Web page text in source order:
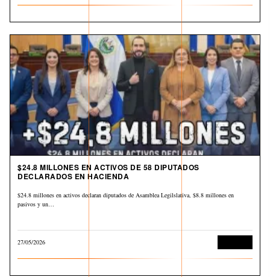
$24.8 MILLONES EN ACTIVOS DE 58 DIPUTADOS
DECLARADOS EN HACIENDA
$24.8 millones en activos declaran diputados de Asamblea Legilslativa, $8.8 millones en
pasivos y un…
27/05/2026